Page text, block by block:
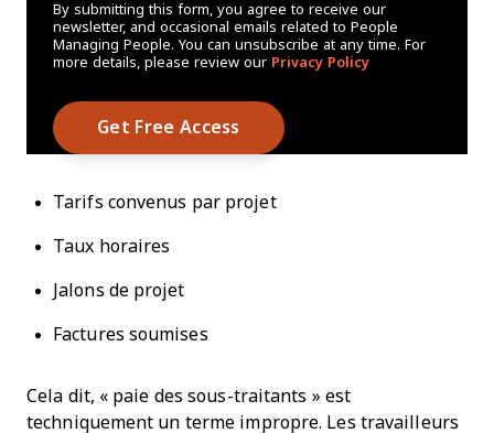
By submitting this form, you agree to receive our
newsletter, and occasional emails related to People
Managing People. You can unsubscribe at any time. For
more details, please review our Privacy Policy
Tarifs convenus par projet
Taux horaires
Jalons de projet
Factures soumises
Cela dit, « paie des sous-traitants » est
techniquement un terme impropre. Les travailleurs